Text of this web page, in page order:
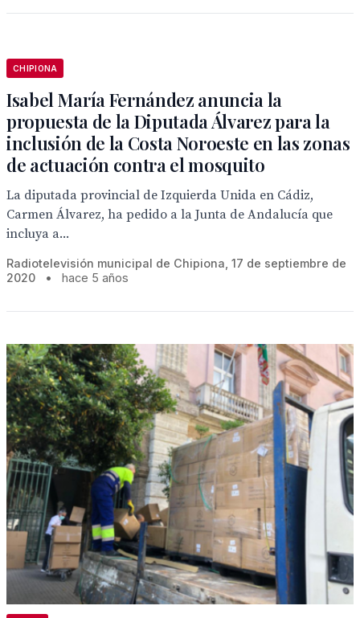
CHIPIONA
Isabel María Fernández anuncia la
propuesta de la Diputada Álvarez para la
inclusión de la Costa Noroeste en las zonas
de actuación contra el mosquito
La diputada provincial de Izquierda Unida en Cádiz,
Carmen Álvarez, ha pedido a la Junta de Andalucía que
incluya a...
Radiotelevisión municipal de Chipiona, 17 de septiembre de
2020
• hace 5 años